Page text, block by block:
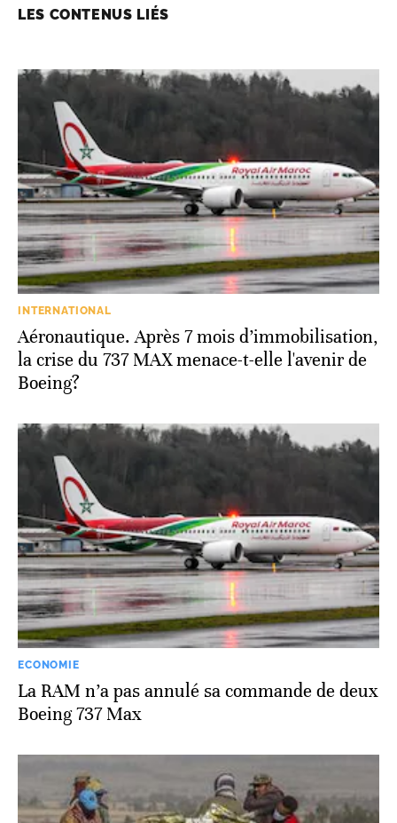
LES CONTENUS LIÉS
INTERNATIONAL
Aéronautique. Après 7 mois d’immobilisation,
la crise du 737 MAX menace-t-elle l'avenir de
Boeing?
ECONOMIE
La RAM n’a pas annulé sa commande de deux
Boeing 737 Max